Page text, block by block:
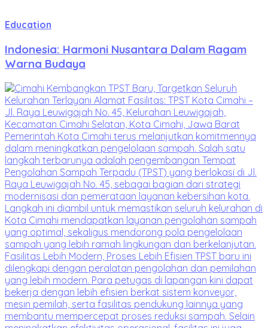
Education
Indonesia: Harmoni Nusantara Dalam Ragam
Warna Budaya